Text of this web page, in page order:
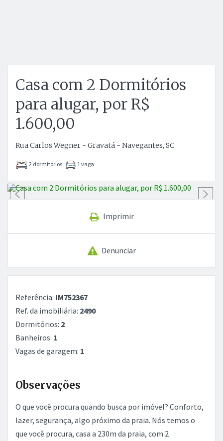
Casa com 2 Dormitórios
para alugar, por R$
1.600,00
Rua Carlos Wegner - Gravatá - Navegantes, SC
2 dormitórios 1 vaga
Anterior
Imprimir
Denunciar
Referência: IM752367
Ref. da imobiliária: 2490
Dormitórios: 2
Banheiros: 1
Vagas de garagem: 1
Observações
O que você procura quando busca por imóvel? Conforto,
lazer, segurança, algo próximo da praia. Nós temos o
que você procura, casa a 230m da praia, com 2